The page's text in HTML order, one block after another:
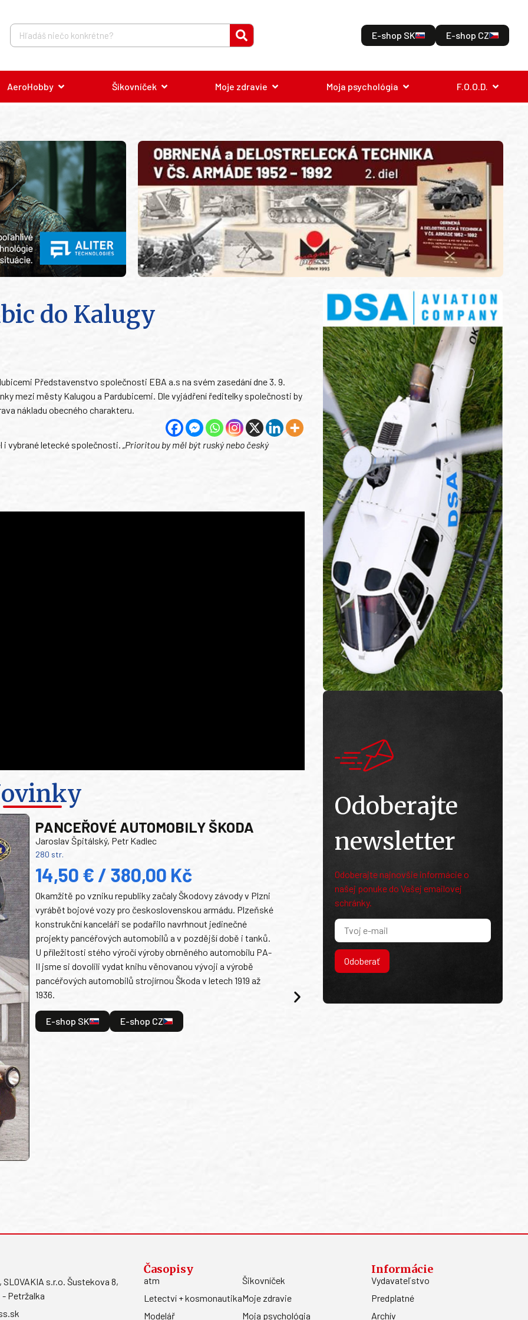
E-shop SK E-shop CZ
AeroHobby Šikovníček Moje zdravie Moja psychológia F.O.O.D.
do Kalugy
Představenstvo společnosti EBA a.s na svém zasedání dne 3. 9.
mezi městy Kalugou a Pardubicemi. Dle vyjádření ředitelky společnosti by
nákladu obecného charakteru.
i vybrané letecké společnosti. „Prioritou by měl být ruský nebo český
PANCEŘOVÉ AUTOMOBILY ŠKODA
Jaroslav Špitálský, Petr Kadlec
280 str.
14,50 € / 380,00 Kč
Okamžitě po vzniku republiky začaly Škodovy závody v Plzni
vyrábět bojové vozy pro československou armádu. Plzeňské
konstrukční kanceláři se podařilo navrhnout jedinečné
projekty pancéřových automobilů a v pozdější době i tanků.
U příležitosti stého výročí výroby obrněného automobilu PA-
II jsme si dovolili vydat knihu věnovanou vývoji a výrobě
pancéřových automobilů strojírnou Škoda v letech 1919 až
1936.
E-shop SK E-shop CZ
Odoberajte
newsletter
Odoberajte najnovšie informácie o
našej ponuke do Vašej emailovej
schránky.
Odoberať
SLOVAKIA s.r.o. Šustekova 8,
- Petržalka
Časopisy
atm
Letectví + kosmonautika
Modelář
Šikovníček
Moje zdravie
Moja psychológia
Informácie
Vydavateľstvo
Predplatné
Archív